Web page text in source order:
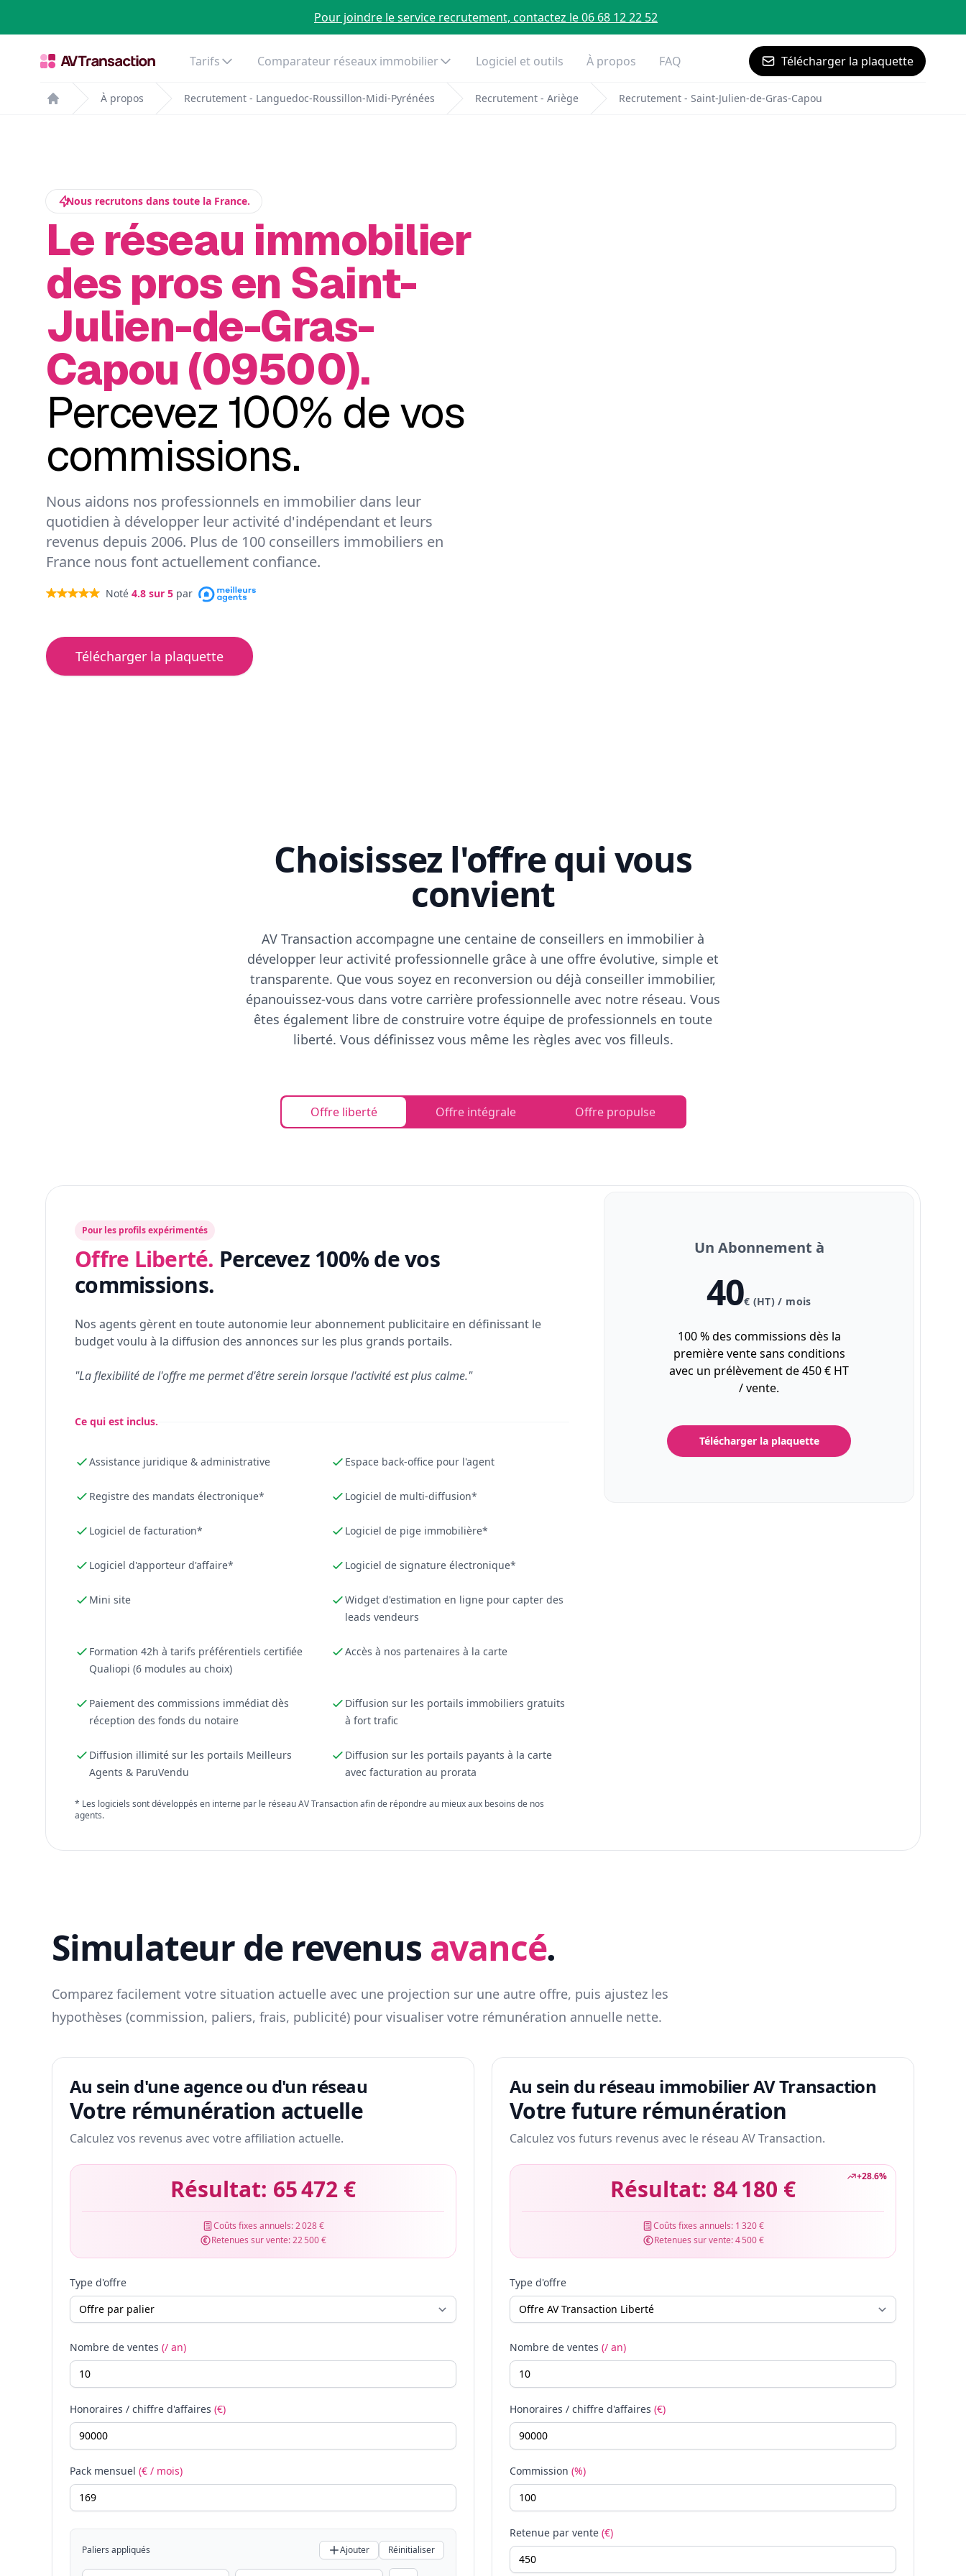
Pour joindre le service recrutement, contactez le 06 68 12 22 52
Tarifs Comparateur réseaux immobilier Logiciel et outils À propos FAQ Télécharger la plaquette
Home
À propos Recrutement - Languedoc-Roussillon-Midi-Pyrénées Recrutement - Ariège Recrutement - Saint-Julien-de-Gras-Capou
Nous recrutons dans toute la France.
Le réseau immobilier
des pros en Saint-
Julien-de-Gras-
Capou (09500).
Percevez 100% de vos
commissions.
Nous aidons nos professionnels en immobilier dans leur
quotidien à développer leur activité d'indépendant et leurs
revenus depuis 2006. Plus de 100 conseillers immobiliers en
France nous font actuellement confiance.
Noté 4.8 sur 5 par
Télécharger la plaquette
Choisissez l'offre qui vous
convient
AV Transaction accompagne une centaine de conseillers en immobilier à
développer leur activité professionnelle grâce à une offre évolutive, simple et
transparente. Que vous soyez en reconversion ou déjà conseiller immobilier,
épanouissez-vous dans votre carrière professionnelle avec notre réseau. Vous
êtes également libre de construire votre équipe de professionnels en toute
liberté. Vous définissez vous même les règles avec vos filleuls.
Offre liberté Offre intégrale Offre propulse
Pour les profils expérimentés
Offre Liberté. Percevez 100% de vos
commissions.
Nos agents gèrent en toute autonomie leur abonnement publicitaire en définissant le
budget voulu à la diffusion des annonces sur les plus grands portails.
"La flexibilité de l'offre me permet d'être serein lorsque l'activité est plus calme."
Ce qui est inclus.
Assistance juridique & administrative Espace back-office pour l'agent
Registre des mandats électronique* Logiciel de multi-diffusion*
Logiciel de facturation* Logiciel de pige immobilière*
Logiciel d'apporteur d'affaire* Logiciel de signature électronique*
Mini site
Widget d'estimation en ligne pour capter des
leads vendeurs
Formation 42h à tarifs préférentiels certifiée
Qualiopi (6 modules au choix)
Accès à nos partenaires à la carte
Paiement des commissions immédiat dès
réception des fonds du notaire
Diffusion sur les portails immobiliers gratuits
à fort trafic
Diffusion illimité sur les portails Meilleurs
Agents & ParuVendu
Diffusion sur les portails payants à la carte
avec facturation au prorata
* Les logiciels sont développés en interne par le réseau AV Transaction afin de répondre au mieux aux besoins de nos
agents.
Un Abonnement à
40€ (HT) / mois
100 % des commissions dès la
première vente sans conditions
avec un prélèvement de 450 € HT
/ vente.
Télécharger la plaquette
Simulateur de revenus avancé.
Comparez facilement votre situation actuelle avec une projection sur une autre offre, puis ajustez les
hypothèses (commission, paliers, frais, publicité) pour visualiser votre rémunération annuelle nette.
Au sein d'une agence ou d'un réseau
Votre rémunération actuelle
Calculez vos revenus avec votre affiliation actuelle.
Résultat: 65 472 €
Coûts fixes annuels:2 028 €
Retenues sur vente:22 500 €
Type d'offre
Nombre de ventes (/ an)
Honoraires / chiffre d'affaires (€)
Pack mensuel (€ / mois)
Paliers appliqués Ajouter Réinitialiser
Au sein du réseau immobilier AV Transaction
Votre future rémunération
Calculez vos futurs revenus avec le réseau AV Transaction.
+28.6%
Résultat: 84 180 €
Coûts fixes annuels: 1 320 €
Retenues sur vente:4 500 €
Type d'offre
Nombre de ventes (/ an)
Honoraires / chiffre d'affaires (€)
Commission (%)
Retenue par vente (€)